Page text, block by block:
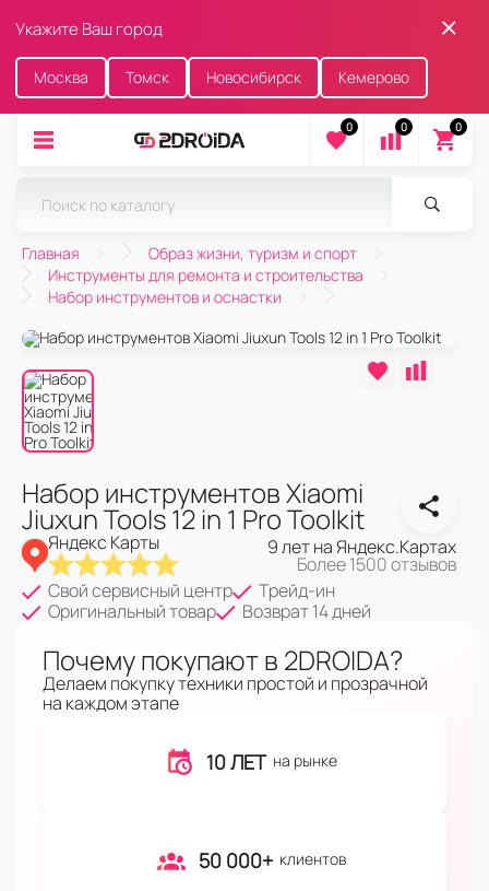
Укажите Ваш город
Москва Томск Новосибирск Кемерово
0 0 0
Главная
Образ жизни, туризм и спорт
Инструменты для ремонта и строительства
Набор инструментов и оснастки
Набор инструментов Xiaomi
Jiuxun Tools 12 in 1 Pro Toolkit
Яндекс Карты 9 лет на Яндекс.Картах
Более 1500 отзывов
Свой сервисный центр
Трейд-ин
Оригинальный товар
Возврат 14 дней
Почему покупают в 2DROIDA?
Делаем покупку техники простой и прозрачной
на каждом этапе
10 ЛЕТ на рынке
50 000+ клиентов